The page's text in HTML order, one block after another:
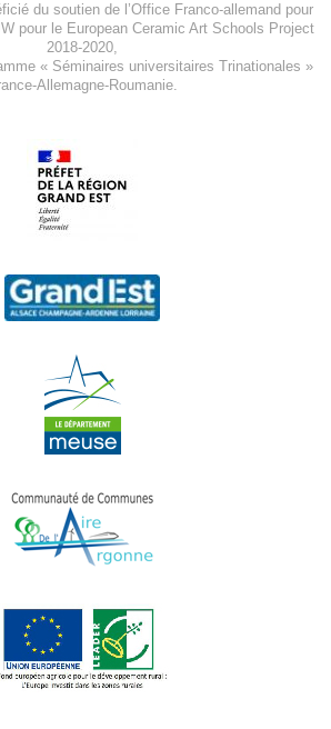
du soutien de l’Office Franco-allemand pour
pour leEuropean Ceramic Art Schools Project
2018-2020,
« Séminaires universitaires Trinationales »
Allemagne-Roumanie.